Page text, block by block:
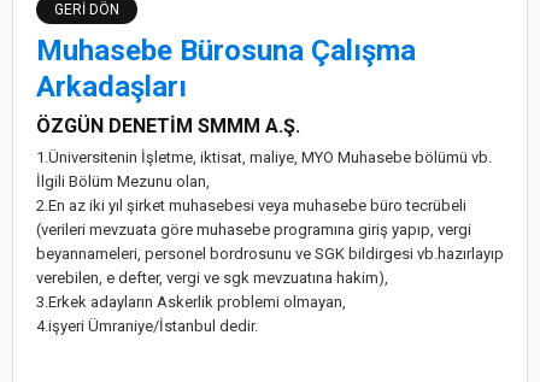
GERİ DÖN
Muhasebe Bürosuna Çalışma
Arkadaşları
ÖZGÜN DENETİM SMMM A.Ş.
1.Üniversitenin İşletme, iktisat, maliye, MYO Muhasebe bölümü vb.
İlgili Bölüm Mezunu olan,
2.En az iki yıl şirket muhasebesi veya muhasebe büro tecrübeli
(verileri mevzuata göre muhasebe programına giriş yapıp, vergi
beyannameleri, personel bordrosunu ve SGK bildirgesi vb.hazırlayıp
verebilen, e defter, vergi ve sgk mevzuatına hakim),
3.Erkek adayların Askerlik problemi olmayan,
4.işyeri Ümraniye/İstanbul dedir.